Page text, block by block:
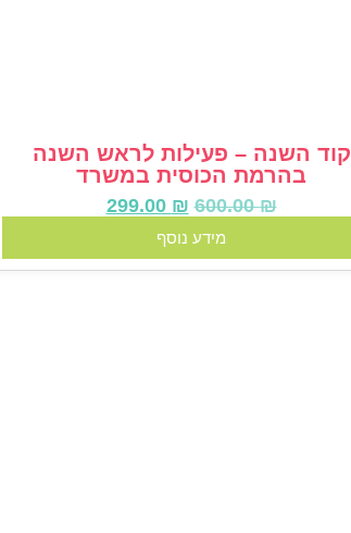
קוד השנה – פעילות לראש השנה
בהרמת הכוסית במשרד
600.00₪
299.00 ₪
מידע נוסף